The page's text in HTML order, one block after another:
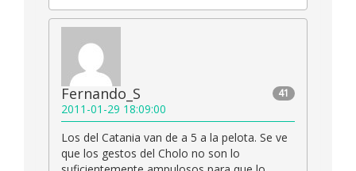
41
Fernando_S
2011-01-29 18:09:00
Los del Catania van de a 5 a la pelota. Se ve
que los gestos del Cholo no son lo